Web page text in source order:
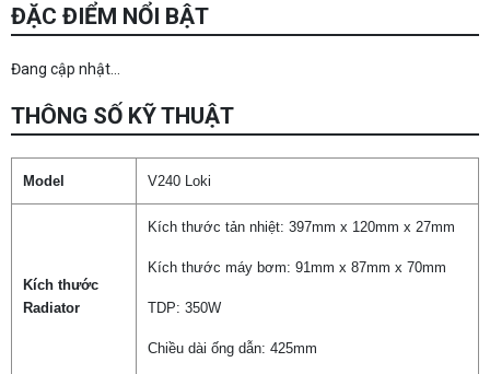
ĐẶC ĐIỂM NỔI BẬT
Đang cập nhật...
THÔNG SỐ KỸ THUẬT
Model V240 Loki
Kích thước
Radiator
Kích thước tản nhiệt: 397mm x 120mm x 27mm
Kích thước máy bơm: 91mm x 87mm x 70mm
TDP: 350W
Chiều dài ống dẫn: 425mm